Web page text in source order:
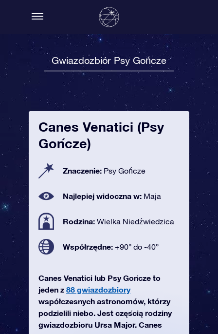
Gwiazdozbiór Psy Gończe
Canes Venatici (Psy
Gończe)
Znaczenie: Psy Gończe
Najlepiej widoczna w: Maja
Rodzina: Wielka Niedźwiedzica
Współrzędne: +90° do -40°
Canes Venatici lub Psy Gończe to
jeden z 88 gwiazdozbiory
współczesnych astronomów, którzy
podzielili niebo. Jest częścią rodziny
gwiazdozbioru Ursa Major. Canes